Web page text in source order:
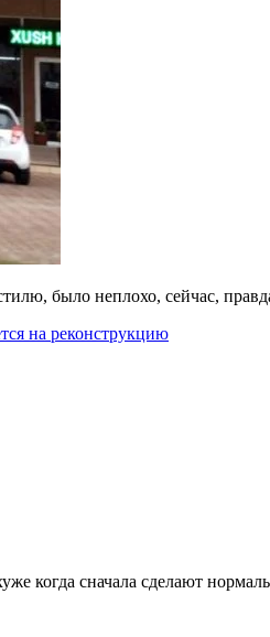
было неплохо, сейчас,
на реконструкцию
когда сначала сделают